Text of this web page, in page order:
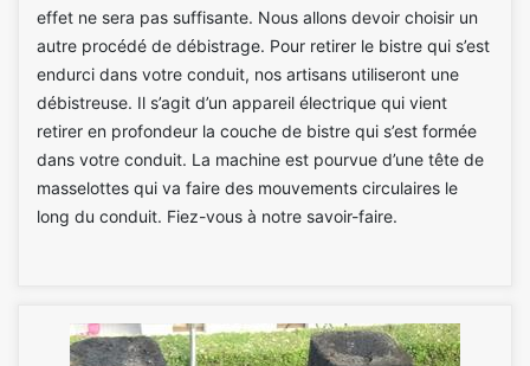
effet ne sera pas suffisante. Nous allons devoir choisir un
autre procédé de débistrage. Pour retirer le bistre qui s’est
endurci dans votre conduit, nos artisans utiliseront une
débistreuse. Il s’agit d’un appareil électrique qui vient
retirer en profondeur la couche de bistre qui s’est formée
dans votre conduit. La machine est pourvue d’une tête de
masselottes qui va faire des mouvements circulaires le
long du conduit. Fiez-vous à notre savoir-faire.